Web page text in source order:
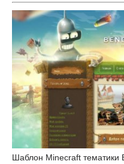
Шаблон Minecraft тематики